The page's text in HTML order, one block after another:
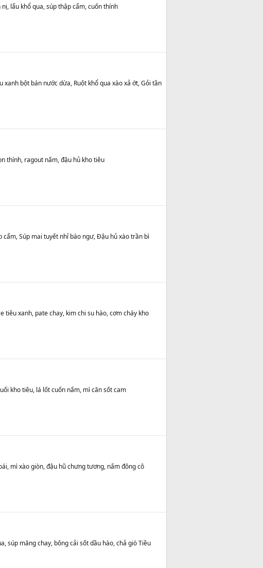
lẩu khổ qua, súp thập cẩm, cuốn thính
xanh bột bán nước dừa, Ruột khổ qua xào xả ớt, Gỏi tần
thính, ragout nấm, đậu hủ kho tiêu
cẩm, Súp mai tuyết nhỉ bào ngư, Đậu hủ xào trần bì
tiêu xanh, pate chay, kim chi su hào, cơm cháy kho
kho tiêu, lá lốt cuốn nấm, mì căn sốt cam
mì xào giòn, đậu hũ chưng tương, nấm đông cô
súp măng chay, bông cải sốt dầu hào, chả giò Tiều